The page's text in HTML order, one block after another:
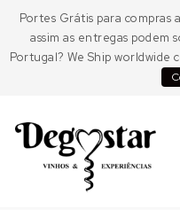
Portes Grátis para compras
assim as entregas podem
Portugal? We Ship